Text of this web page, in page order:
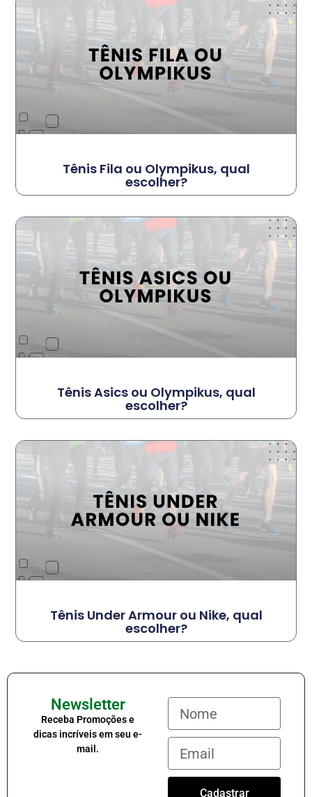
Tênis Fila ou Olympikus, qual
escolher?
Tênis Asics ou Olympikus, qual
escolher?
Tênis Under Armour ou Nike, qual
escolher?
Newsletter
Receba Promoções e
dicas incríveis em seu e-
mail.
Cadastrar